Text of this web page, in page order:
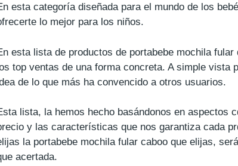
esta categoría diseñada para el mundo de los
lo mejor para los niños.
esta lista de productos de portabebe mochila fular
top ventas de una forma concreta. A simple vista
de lo que más ha convencido a otros usuarios.
lista, la hemos hecho basándonos en aspectos
y las características que nos garantiza cada
la portabebe mochila fular caboo que elijas,
acertada.